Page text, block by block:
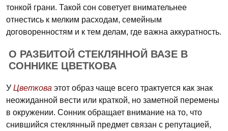
тонкой грани. Такой сон советует внимательнее
отнестись к мелким расходам, семейным
договоренностям и к тем делам, где важна аккуратность.
О РАЗБИТОЙ СТЕКЛЯННОЙ ВАЗЕ В
СОННИКЕ ЦВЕТКОВА
У Цветкова этот образ чаще всего трактуется как знак
неожиданной вести или краткой, но заметной перемены
в окружении. Сонник обращает внимание на то, что
снившийся стеклянный предмет связан с репутацией,